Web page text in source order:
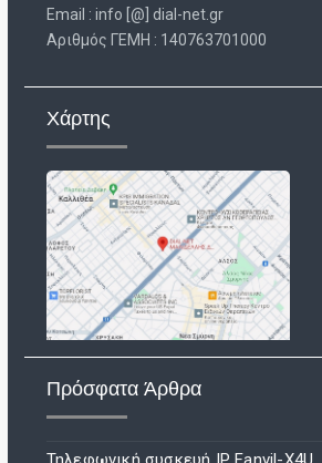
Email : info [@] dial-net.gr
Aριθμός ΓΕΜΗ : 140763701000
Χάρτης
Πρόσφατα Άρθρα